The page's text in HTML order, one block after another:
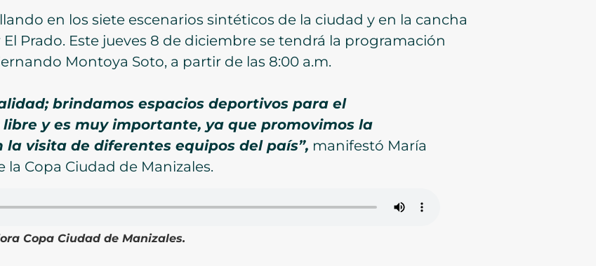
en los siete escenarios sintéticos de la ciudad y en la cancha
Prado. Este jueves 8 de diciembre se tendrá la programación
Montoya Soto, a partir de las 8:00 a.m.
brindamos espacios deportivos para el
y es muy importante, ya que promovimos la
visita de diferentes equipos del país”, manifestó María
Copa Ciudad de Manizales.
Copa Ciudad de Manizales.